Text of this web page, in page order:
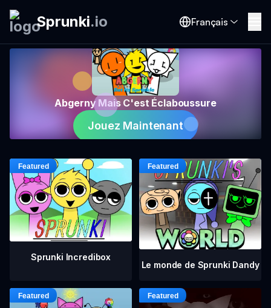
Sprunki.io Français
Abgerny Mais C'est Éclaboussure
Jouez Maintenant
Sprunki Incredibox
Le monde de Sprunki Dandy